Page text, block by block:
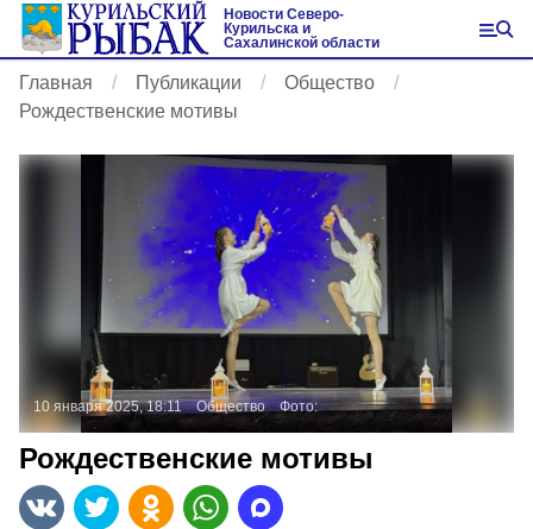
Новости Северо-
Курильска и
Сахалинской области
Главная Публикации
Общество
Рождественские мотивы
10 января 2025, 18:11 Общество Фото:
Рождественские мотивы